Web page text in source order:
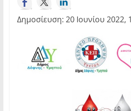
Δημοσίευση: 20 Ιουνίου 2022,